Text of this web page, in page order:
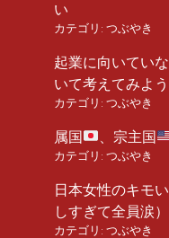
い
カテゴリ: つぶやき
起業に向いてい
いて考えてみよう
カテゴリ: つぶやき
属国 、宗主国
カテゴリ: つぶやき
日本女性のキモ
しすぎて全員涙）
カテゴリ: つぶやき